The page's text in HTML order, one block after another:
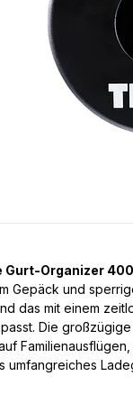
Gurt-Organizer
Gepäck und
das mit einem
Die
umfangreiches